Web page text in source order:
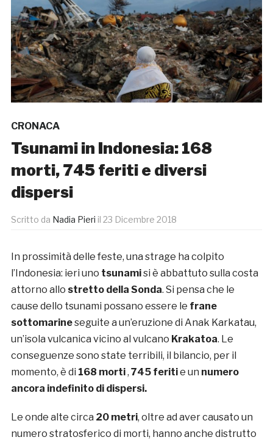
CRONACA
Tsunami in Indonesia: 168
morti, 745 feriti e diversi
dispersi
Scritto da Nadia Pieri il 23 Dicembre 2018
In prossimità delle feste, una strage ha colpito
l’Indonesia: ieri uno tsunamisi è abbattuto sulla costa
attorno allo stretto della Sonda. Si pensa che le
cause dello tsunami possano essere le frane
sottomarineseguite a un’eruzione di Anak Karkatau,
un’isola vulcanica vicino al vulcano Krakatoa. Le
conseguenze sono state terribili, il bilancio, per il
momento, è di 168 morti, 745 feritie un numero
ancora indefinito di dispersi.
Le onde alte circa 20 metri, oltre ad aver causato un
numero stratosferico di morti, hanno anche distrutto